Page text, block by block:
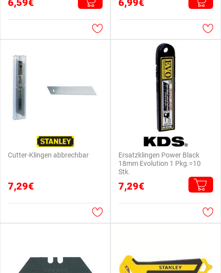
6,59€ 6,99€
Cutter-Klingen abbrechbar
7,29€
Ersatzklingen Power Black
18mm Evolution 1 Pkg.=10
Stk.
7,29€